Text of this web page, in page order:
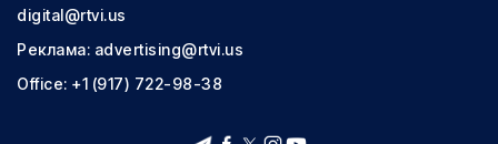
digital@rtvi.us
Реклама: advertising@rtvi.us
Office: +1 (917) 722-98-38